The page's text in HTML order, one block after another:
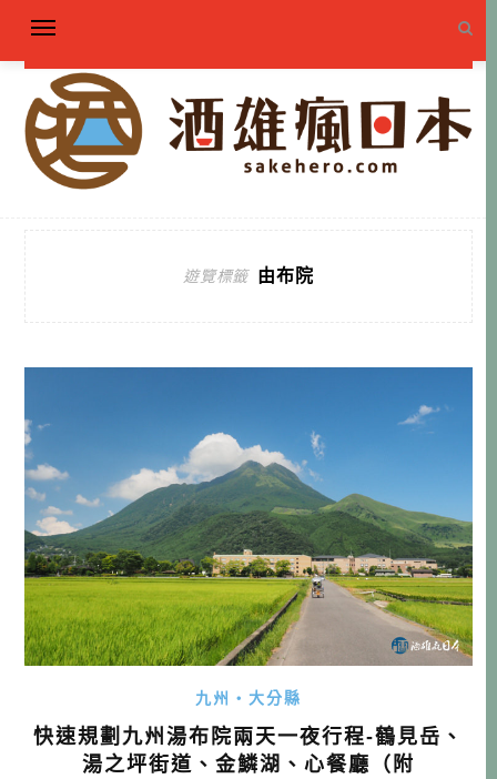
遊覽標籤 由布院
九州・大分縣
快速規劃九州湯布院兩天一夜行程-鶴見岳、
湯之坪街道、金鱗湖、心餐廳（附